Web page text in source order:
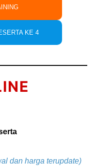
KE 4
dan harga terupdate)